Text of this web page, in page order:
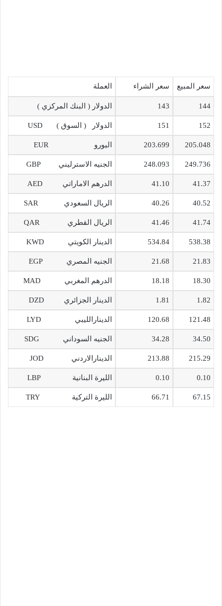
سعر المبيع سعر الشراء العملة
144
143 الدولار ( البنك المركزي )
152
151 الدولار ( السوق ) USD
205.048
203.699 اليورو EUR
249.736
248.093 الجنيه الاسترليني GBP
41.37
41.10 الدرهم الاماراتي AED
40.52
40.26 الريال السعودي SAR
41.74
41.46 الريال القطري QAR
538.38
534.84 الدينار الكويتي KWD
21.83
21.68 الجنيه المصري EGP
18.30
18.18 الدرهم المغربي MAD
1.82
1.81 الدينار الجزائري DZD
121.48
120.68 الدينارالليبي LYD
34.50
34.28 الجنيه السوداني SDG
215.29
213.88 الدينارالاردني JOD
0.10
0.10 الليرة البنانية LBP
67.15
66.71 الليرة التركية TRY